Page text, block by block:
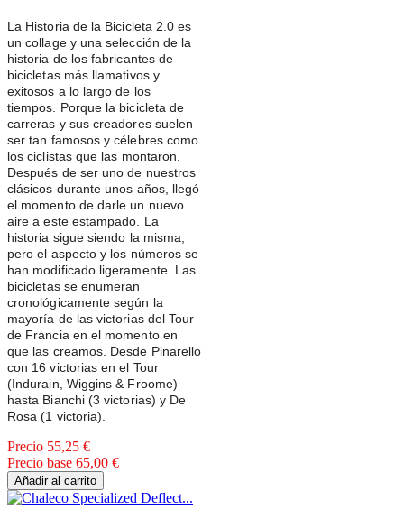
La Historia de la Bicicleta 2.0 es
un collage y una selección de la
historia de los fabricantes de
bicicletas más llamativos y
exitosos a lo largo de los
tiempos. Porque la bicicleta de
carreras y sus creadores suelen
ser tan famosos y célebres como
los ciclistas que las montaron.
Después de ser uno de nuestros
clásicos durante unos años, llegó
el momento de darle un nuevo
aire a este estampado. La
historia sigue siendo la misma,
pero el aspecto y los números se
han modificado ligeramente. Las
bicicletas se enumeran
cronológicamente según la
mayoría de las victorias del Tour
de Francia en el momento en
que las creamos. Desde Pinarello
con 16 victorias en el Tour
(Indurain, Wiggins & Froome)
hasta Bianchi (3 victorias) y De
Rosa (1 victoria).
Precio 55,25 €
Precio base 65,00 €
Añadir al carrito